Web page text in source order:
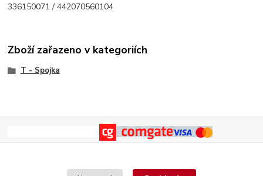
336150071 / 442070560104
Zboží zařazeno v kategoriích
T - Spojka